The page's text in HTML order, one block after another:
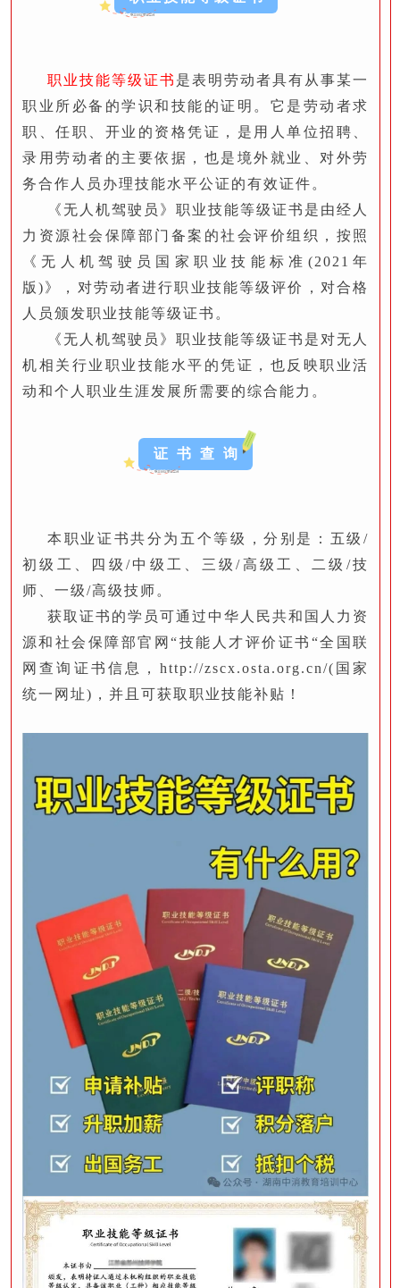
职业技能等级证书 是表明劳动者具有从事某一
职业所必备的学识和技能的证明。它是劳动者求
职、任职、开业的资格凭证，是用人单位招聘、
录用劳动者的主要依据，也是境外就业、对外劳
务合作人员办理技能水平公证的有效证件。
《无人机驾驶员》职业技能等级证书是由经人
力资源社会保障部门备案的社会评价组织，按照
《无人机驾驶员国家职业技能标准(2021年
版)》，对劳动者进行职业技能等级评价，对合格
人员颁发职业技能等级证书。
《无人机驾驶员》职业技能等级证书是对无人
机相关行业职业技能水平的凭证，也反映职业活
动和个人职业生涯发展所需要的综合能力 。
证 书 查 询
本职业证书共分为五个等级，分别是：五级/
初级工、四级/中级工、三级/高级工、二级/技
师、一级/高级技师。
获取证书的学员可通过中华人民共和国人力资
源和社会保障部官网“技能人才评价证书“全国联
网查询证书信息，http://zscx.osta.org.cn/(国家
统一网址)，并且可获取职业技能补贴！